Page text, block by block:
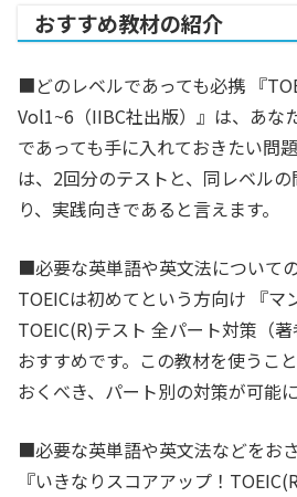
おすすめ教材の紹介
■どのレベルであっても必携 『
Vol1~6（IIBC社出版）』は、あな
であっても手に入れておきたい問
は、2回分のテストと、同レベル
り、実践向きであると言えます。
■必要な英単語や英文法について
TOEICは初めてという方向け 『マ
TOEIC(R)テスト 全パート対策（
おすすめです。この教材を使うこ
おくべき、パート別の対策が可能に
■必要な英単語や英文法などをお
『いきなりスコアアップ！